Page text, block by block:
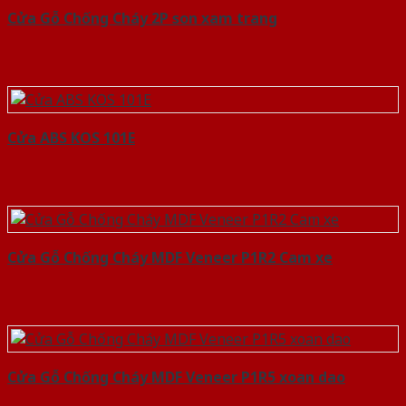
Cửa Gỗ Chống Cháy 2P son xam trang
Cửa ABS KOS 101E
Cửa Gỗ Chống Cháy MDF Veneer P1R2 Cam xe
Cửa Gỗ Chống Cháy MDF Veneer P1R5 xoan dao